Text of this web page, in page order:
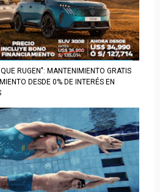
RUGEN": MANTENIMIENTO GRATIS
DESDE 0% DE INTERÉS EN